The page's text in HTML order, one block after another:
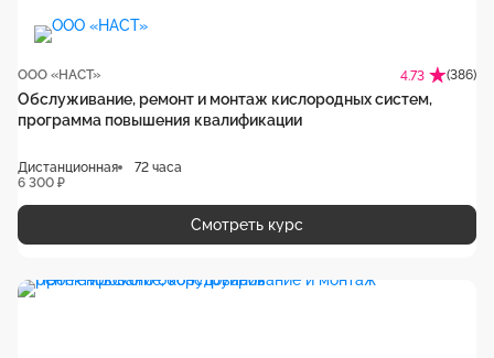
ООО «НАСТ» 4.73 (386)
Обслуживание, ремонт и монтаж кислородных систем,
программа повышения квалификации
Дистанционная
72 часа
6 300 ₽
Смотреть курс